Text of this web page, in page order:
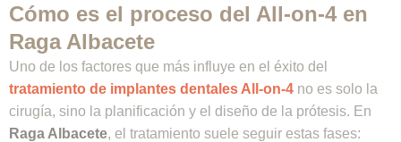
Cómo es el proceso del All-on-4 en
Raga Albacete
Uno de los factores que más influye en el éxito del
tratamiento de implantes dentales All-on-4 no es solo la
cirugía, sino la planificación y el diseño de la prótesis. En
Raga Albacete, el tratamiento suele seguir estas fases: